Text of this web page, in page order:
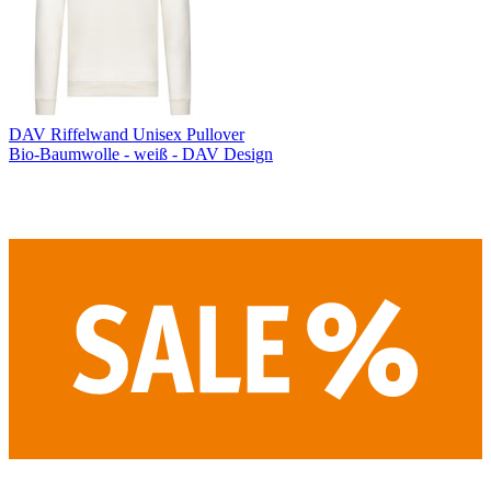
DAV Riffelwand Unisex Pullover
Bio-Baumwolle - weiß - DAV Design